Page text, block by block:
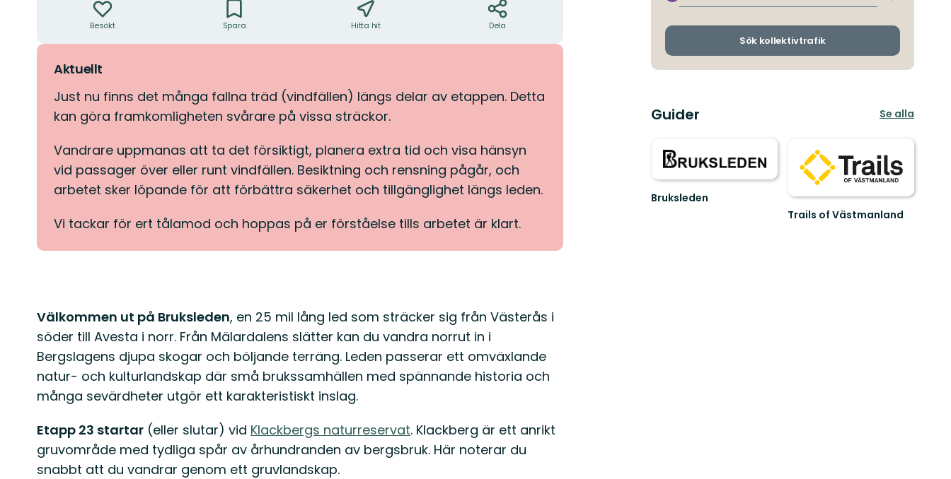
Besökt Spara Hitta hit Dela
Aktuellt
Just nu finns det många fallna träd (vindfällen) längs delar av etappen. Detta
kan göra framkomligheten svårare på vissa sträckor.
Vandrare uppmanas att ta det försiktigt, planera extra tid och visa hänsyn
vid passager över eller runt vindfällen. Besiktning och rensning pågår, och
arbetet sker löpande för att förbättra säkerhet och tillgänglighet längs leden.
Vi tackar för ert tålamod och hoppas på er förståelse tills arbetet är klart.
Beskrivning
Välkommen ut på Bruksleden, en 25 mil lång led som sträcker sig från Västerås i
söder till Avesta i norr. Från Mälardalens slätter kan du vandra norrut in i
Bergslagens djupa skogar och böljande terräng. Leden passerar ett omväxlande
natur- och kulturlandskap där små brukssamhällen med spännande historia och
många sevärdheter utgör ett karakteristiskt inslag.
Etapp 23 startar (eller slutar) vid Klackbergs naturreservat. Klackberg är ett anrikt
gruvområde med tydliga spår av århundranden av bergsbruk. Här noterar du
snabbt att du vandrar genom ett gruvlandskap.
och
Sök kollektivtrafik
Guider Se alla
Bruksleden
Trails of Västmanland